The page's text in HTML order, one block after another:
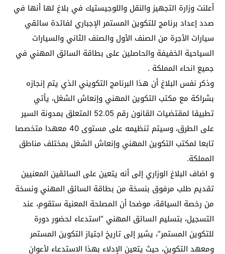
أعلنت وزارة التجهيز والنقل واللوجيستيك في بلاغ لها أنها في
صدد إعداد برنامج للتكوين المستمر الإجباري لفائدة سائقي
سيارات الأجرة من الصنف الأول والصنف الثاني والسيارات
السياحية الخفيفة والحاصلين على بطاقة السائق المهني في
جميع انحاء المملكة .
وذكر نفس البلاغ أن هذا البرنامج التكويني الذي يتم إنجازه
بشراكة مع مكتب التكوين المهني وإنعاش الشغل، يأتي
تطبيقا لمقتضيات القانون رقم 52.05 المتعلق بمدونة السير
على الطرق، وسيتم تنظيمه على مستوى 40 معهدا متخصصا
تابعا لمكتب التكوين المهني وإنعاش الشغل بمختلف مناطق
المملكة.
و اضاف البلاغ الوزاري إلى أنه يتعين على السائقين المعنيين
تقديم طلب مرفوق بنسخة من بطاقة السائق المهني ونسخة
من رخصة السياقة، موضحا أن المصلحة المعنية ستقوم، عند
التسجيل، بتسليم السائق المهني “استدعاء لحضور دورة
للتكوين المستمر”، يشير إلى تاريخ اجتياز التكوين المستمر
ومعهد التكوين، حيث يتعين الإدلاء بهذا الاستدعاء لأعوان